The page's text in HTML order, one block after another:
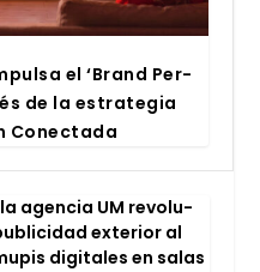
el ‘Brand Per­
de la estra­te­gia
Conec­ta­da
agen­cia UM revo­lu­
exte­rior al
digi­ta­les en salas